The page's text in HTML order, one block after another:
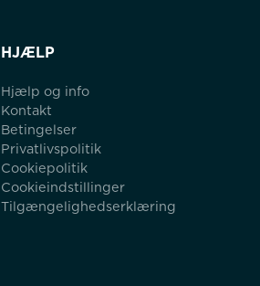
HJÆLP
Hjælp og info
Kontakt
Betingelser
Privatlivspolitik
Cookiepolitik
Cookieindstillinger
Tilgængelighedserklæring